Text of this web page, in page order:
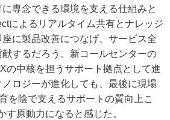
専念できる環境を支える仕組みと
によるリアルタイム共有とナレッジ
に製品改善につなげ、サービス全
するだろう。新コールセンターの
の中核を担うサポート拠点として進
ロジーが進化しても、最後に現場
を陰で支えるサポートの質向上こ
す原動力になると感じた。